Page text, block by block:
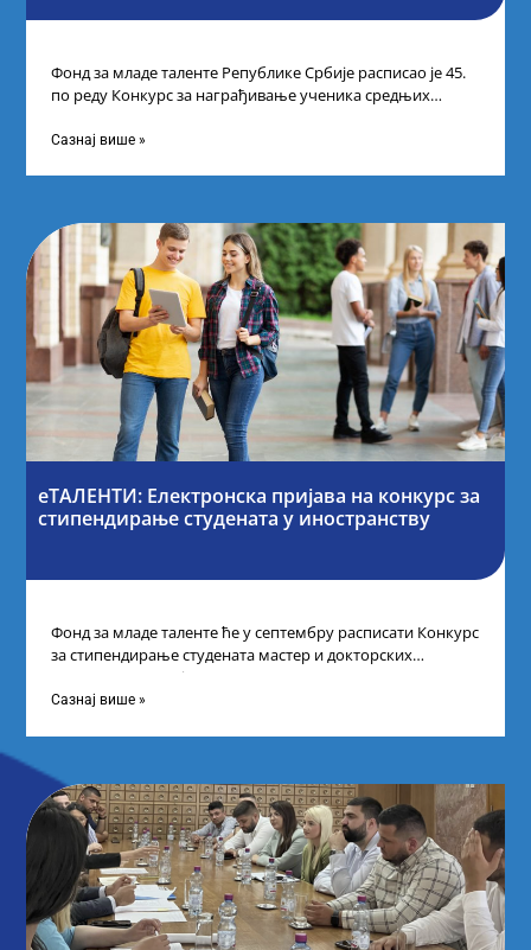
Фонд за младе таленте Републике Србије расписао је 45.
по реду Конкурс за награђивање ученика средњих
Сазнај више »
еТАЛЕНТИ: Електронска пријава на конкурс за
стипендирање студената у иностранству
Фонд за младе таленте ће у септембру расписати Конкурс
за стипендирање студената мастер и докторских
академских студија у иностранству, на
Сазнај више »